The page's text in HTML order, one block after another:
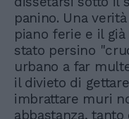
panino. Una
piano ferie e il
stato persino
urbano a far
il divieto di
imbrattare muri
abbastanza,